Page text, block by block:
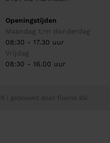
Openingstijden
Maandag t/m donderdag
08:30 - 17.30 uur
Vrijdag
08:30 - 16.00 uur
| gebouwd door flooris B.V.